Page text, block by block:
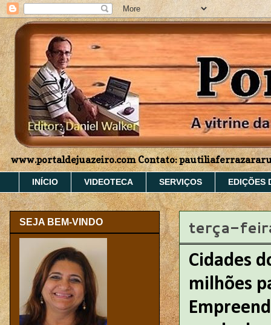
www.portaldejuazeiro.com Contato:
INÍCIO VIDEOTECA SERVIÇOS EDIÇÕES
terça-
Cidades
milhões
SEJA BEM-VINDO